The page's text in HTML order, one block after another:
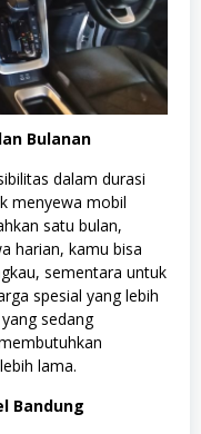
Bulanan
dalam durasi
menyewa mobil
satu bulan,
harian, kamu bisa
sementara untuk
spesial yang lebih
sedang
lama.
Bandung